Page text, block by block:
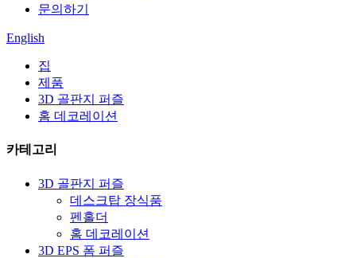
문의하기
English
집
제품
3D 골판지 퍼즐
홈 데코레이션
카테고리
3D 골판지 퍼즐
데스크탑 장식품
펜홀더
홈 데코레이션
3D EPS 폼 퍼즐